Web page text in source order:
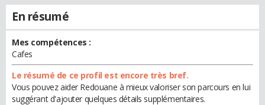
En résumé
Mes compétences :
Cafes
Le résumé de ce profil est encore très bref.
Vous pouvez aider Redouane à mieux valoriser son parcours en lui
suggérant d'ajouter quelques détails supplémentaires.